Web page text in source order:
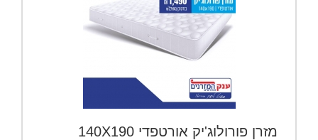
מזרן פורולוג'יק אורטפדי 140X190